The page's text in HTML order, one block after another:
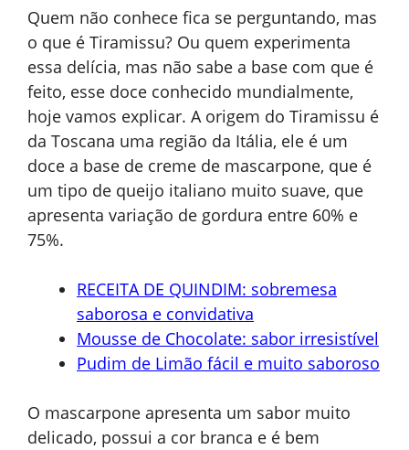
Quem não conhece fica se perguntando, mas
o que é Tiramissu? Ou quem experimenta
essa delícia, mas não sabe a base com que é
feito, esse doce conhecido mundialmente,
hoje vamos explicar. A origem do Tiramissu é
da Toscana uma região da Itália, ele é um
doce a base de creme de mascarpone, que é
um tipo de queijo italiano muito suave, que
apresenta variação de gordura entre 60% e
75%.
RECEITA DE QUINDIM: sobremesa
saborosa e convidativa
Mousse de Chocolate: sabor irresistível
Pudim de Limão fácil e muito saboroso
O mascarpone apresenta um sabor muito
delicado, possui a cor branca e é bem